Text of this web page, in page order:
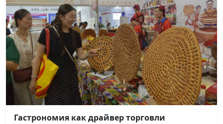
Гастрономия как драйвер торговли